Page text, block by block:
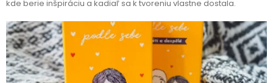
kde berie inšpiráciu a kadiaľ sa k tvoreniu vlastne dostala.